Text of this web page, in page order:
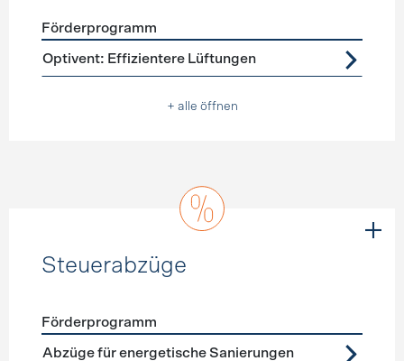
Förderprogramme Lüftung
Förderprogramm
Optivent: Effizientere Lüftungen
+ alle öffnen
Steuerabzüge
Förderprogramme Steuerabzüge
Förderprogramm
Abzüge für energetische Sanierungen